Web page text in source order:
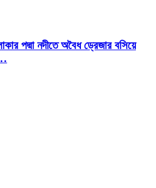
পদ্মা নদীতে অবৈধ ড্রেজার বসিয়ে